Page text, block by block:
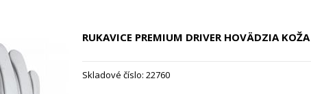
RUKAVICE PREMIUM DRIVER HOVÄDZIA KOŽA
Skladové číslo: 22760